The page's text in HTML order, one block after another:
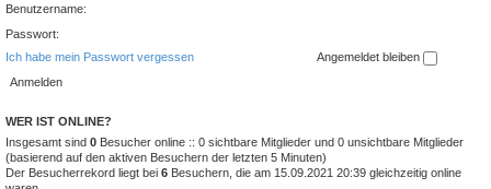
Benutzername:
Passwort:
Ich habe mein Passwort vergessen
Angemeldet bleiben
WER IST ONLINE?
Insgesamt sind 0 Besucher online :: 0 sichtbare Mitglieder und 0 unsichtbare Mitglieder
(basierend auf den aktiven Besuchern der letzten 5 Minuten)
Der Besucherrekord liegt bei 6 Besuchern, die am 15.09.2021 20:39 gleichzeitig online